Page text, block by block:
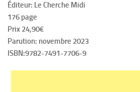
Éditeur: Le Cherche Midi
176 page
Prix 24,90€
Parution: novembre 2023
ISBN:9782-7491-7706-9